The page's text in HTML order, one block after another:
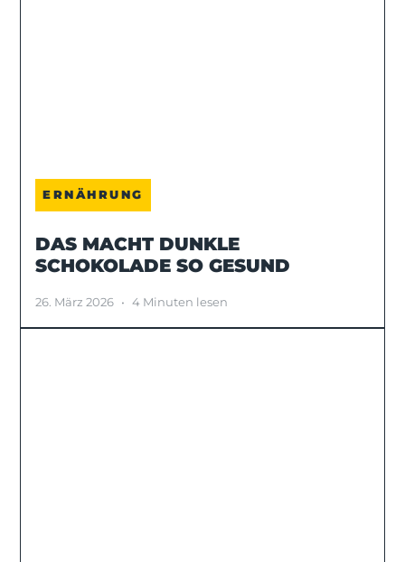
ERNÄHRUNG
DAS MACHT DUNKLE
SCHOKOLADE SO GESUND
26. März 2026 • 4 Minuten lesen